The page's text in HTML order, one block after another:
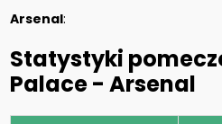
Arsenal:
Statystyki
Palace - Arsenal